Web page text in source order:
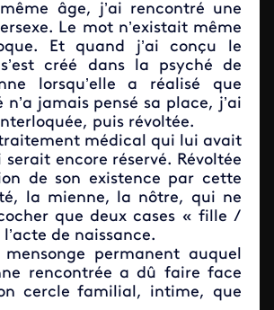
âge, j’ai rencontré une
Le mot n’existait même
Et quand j’ai conçu le
créé dans la psyché de
lorsqu’elle a réalisé que
n’a jamais pensé sa place, j’ai
puis révoltée.
médical qui lui avait
encore réservé. Révoltée
de son existence par cette
la mienne, la nôtre, qui ne
que deux cases « fille /
de naissance.
mensonge permanent auquel
rencontrée a dû faire face
cercle familial, intime, que